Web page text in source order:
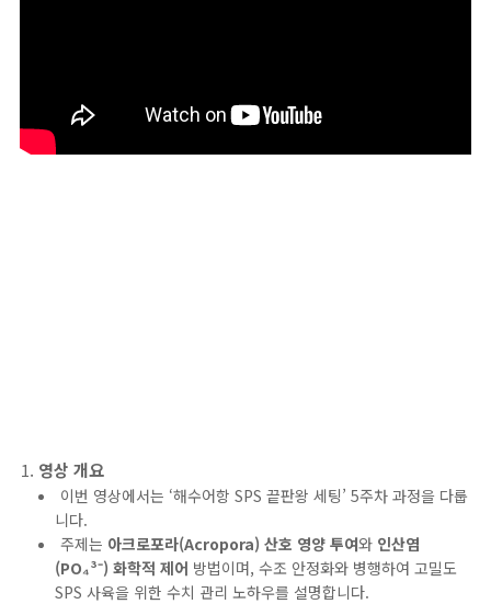
영상 개요
이번 영상에서는 ‘해수어항 SPS 끝판왕 세팅’ 5주차 과정을 다룹
니다.
주제는 아크로포라(Acropora) 산호 영양 투여와 인산염
(PO₄³⁻) 화학적 제어 방법이며, 수조 안정화와 병행하여 고밀도
SPS 사육을 위한 수치 관리 노하우를 설명합니다.